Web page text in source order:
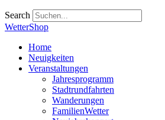
Search
WetterShop
Home
Neuigkeiten
Veranstaltungen
Jahresprogramm
Stadtrundfahrten
Wanderungen
FamilienWetter